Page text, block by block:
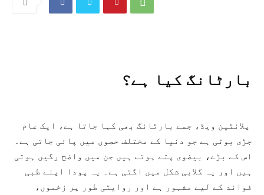
بارٹانگ کیا ہے؟
پلانٹین ویڈ، جسے بارٹانگ بھی کہا جاتا ہے، ایک عام
جڑی بوٹی ہے جو دنیا کے مختلف حصوں میں پائی جاتی ہے۔
اس کے بڑے، بیضوی پتے ہوتے ہیں جن میں واضح رگیں ہوتی
ہیں اور یہ گلابی شکل میں اگتی ہے۔ یہ پودا اپنے طبی
فوائد کے لیے مشہور ہے اور روایتی طور پر زخموں،